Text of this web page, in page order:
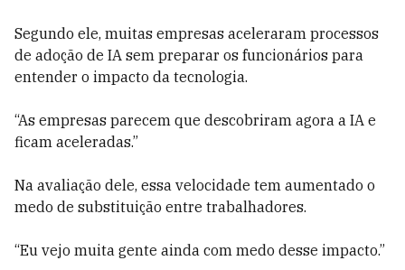
Segundo ele, muitas empresas aceleraram processos
de adoção de IA sem preparar os funcionários para
entender o impacto da tecnologia.
“As empresas parecem que descobriram agora a IA e
ficam aceleradas.”
Na avaliação dele, essa velocidade tem aumentado o
medo de substituição entre trabalhadores.
“Eu vejo muita gente ainda com medo desse impacto.”